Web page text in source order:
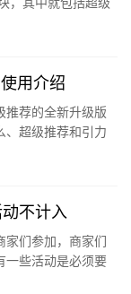
用介绍
推荐的全新升级版
、超级推荐和引力
不计入
家们参加，商家们
一些活动是必须要